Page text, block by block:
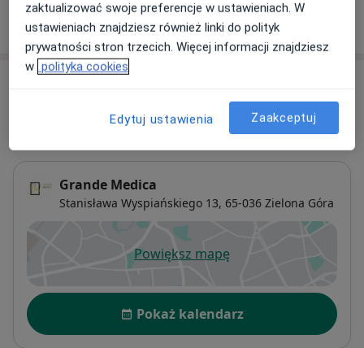
W jaki sposób ustalane są ceny?
Adres 2
Grande Medica
Stanisława Wyspiańskiego 13, 65-036 Zielona Góra
Powiększ mapęotwiera się w nowej karcie
Dostępność
Pokaż kalendarz
zaktualizować swoje preferencje w ustawieniach. W
ustawieniach znajdziesz również linki do polityk
prywatności stron trzecich. Więcej informacji znajdziesz
w polityka cookies
Edytuj ustawienia Zaakceptuj